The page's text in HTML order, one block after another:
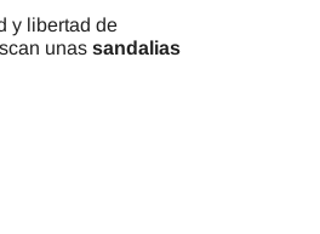
y libertad de
unas sandalias